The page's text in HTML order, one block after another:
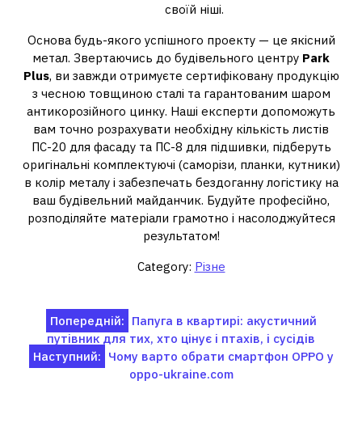
своїй ніші.
Основа будь-якого успішного проекту — це якісний
метал. Звертаючись до будівельного центру Park
Plus, ви завжди отримуєте сертифіковану продукцію
з чесною товщиною сталі та гарантованим шаром
антикорозійного цинку. Наші експерти допоможуть
вам точно розрахувати необхідну кількість листів
ПС-20 для фасаду та ПС-8 для підшивки, підберуть
оригінальні комплектуючі (саморізи, планки, кутники)
в колір металу і забезпечать бездоганну логістику на
ваш будівельний майданчик. Будуйте професійно,
розподіляйте матеріали грамотно і насолоджуйтеся
результатом!
Category: Різне
Навігація
записів
Попередній: Папуга в квартирі: акустичний
путівник для тих, хто цінує і птахів, і сусідів
Наступний: Чому варто обрати смартфон OPPO у
oppo-ukraine.com